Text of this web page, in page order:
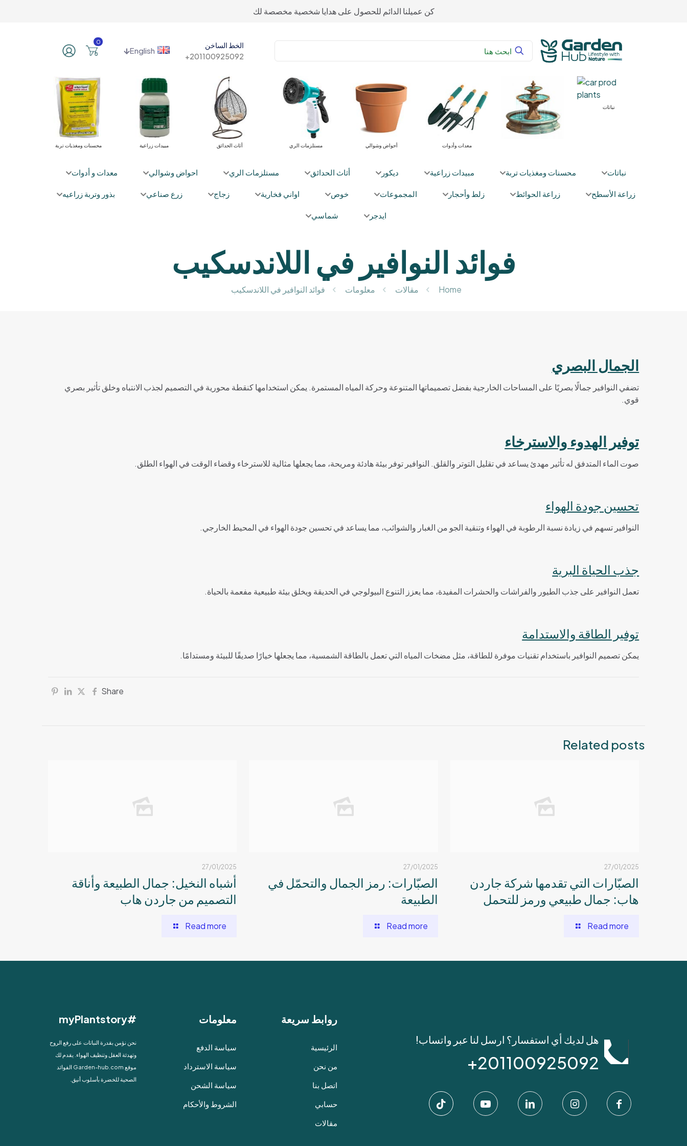
كن عميلنا الدائم للحصول على هدايا شخصية مخصصة لك
الخط الساخن
201100925092+
English
0
محسنات ومغذيات تربة مبيدات زراعية أثاث الحدائق مستلزمات الري أحواض وشوالي معدات وأدوات
نباتات
نباتات محسنات ومغذيات تربة مبيدات زراعية ديكور أثاث الحدائق مستلزمات الري احواض وشوالي معدات و أدوات
زراعة الأسطح زراعة الحوائط زلط وأحجار المجموعات خوص اواني فخارية زجاج زرع صناعي بذور وتربة زراعيه
ايدجر شماسي
فوائد النوافير في اللاندسكيب
Home مقالات معلومات فوائد النوافير في اللاندسكيب
الجمال البصري
تضفي النوافير جمالًا بصريًا على المساحات الخارجية بفضل تصميماتها المتنوعة وحركة المياه المستمرة. يمكن استخدامها كنقطة محورية في التصميم لجذب الانتباه وخلق تأثير بصري
قوي.
توفير الهدوء والاسترخاء
صوت الماء المتدفق له تأثير مهدئ يساعد في تقليل التوتر والقلق. النوافير توفر بيئة هادئة ومريحة، مما يجعلها مثالية للاسترخاء وقضاء الوقت في الهواء الطلق.
تحسين جودة الهواء
النوافير تسهم في زيادة نسبة الرطوبة في الهواء وتنقية الجو من الغبار والشوائب، مما يساعد في تحسين جودة الهواء في المحيط الخارجي.
جذب الحياة البرية
تعمل النوافير على جذب الطيور والفراشات والحشرات المفيدة، مما يعزز التنوع البيولوجي في الحديقة ويخلق بيئة طبيعية مفعمة بالحياة.
توفير الطاقة والاستدامة
يمكن تصميم النوافير باستخدام تقنيات موفرة للطاقة، مثل مضخات المياه التي تعمل بالطاقة الشمسية، مما يجعلها خيارًا صديقًا للبيئة ومستدامًا.
Share
Related posts
27/01/2025
الصبّارات التي تقدمها شركة جاردن
هاب: جمال طبيعي ورمز للتحمل
Read more
27/01/2025
الصبّارات: رمز الجمال والتحمّل في
الطبيعة
Read more
27/01/2025
أشباه النخيل: جمال الطبيعة وأناقة
التصميم من جاردن هاب
Read more
هل لديك أي استفسار؟ ارسل لنا عبر واتساب!
201100925092+
روابط سريعة
الرئيسية
من نحن
اتصل بنا
حسابي
مقالات
معلومات
سياسة الدفع
سياسة الاسترداد
سياسة الشحن
الشروط والأحكام
#myPlantstory
نحن نؤمن بقدرة النباتات على رفع الروح
وتهدئة العقل وتنظيف الهواء. يقدم لك
موقع Garden-hub.com الفوائد
الصحية للخضرة بأسلوب أنيق.